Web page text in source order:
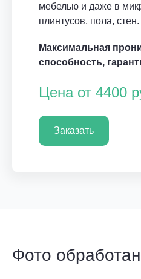
мебелью и даже в
плинтусов, пола, стен.
Максимальная
способность,
Цена от 4400
Заказать
Фото